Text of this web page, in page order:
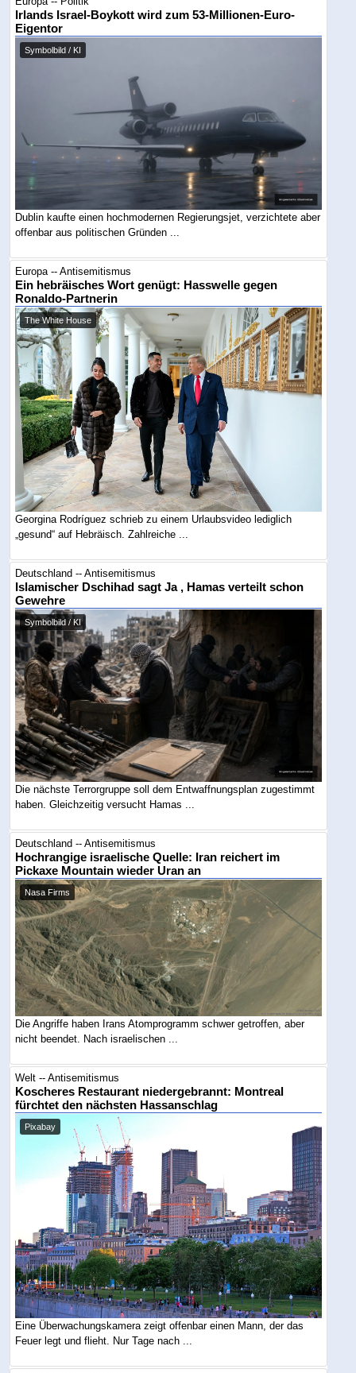
Irlands Israel-Boykott wird zum 53-Millionen-Euro-
Eigentor
Symbolbild / KI
Dublin kaufte einen hochmodernen Regierungsjet, verzichtete aber
offenbar aus politischen Gründen ...
Europa -- Antisemitismus
Ein hebräisches Wort genügt: Hasswelle gegen
Ronaldo-Partnerin
The White House
Georgina Rodríguez schrieb zu einem Urlaubsvideo lediglich
„gesund“ auf Hebräisch. Zahlreiche ...
Deutschland -- Antisemitismus
Islamischer Dschihad sagt Ja , Hamas verteilt schon
Gewehre
Symbolbild / KI
Die nächste Terrorgruppe soll dem Entwaffnungsplan zugestimmt
haben. Gleichzeitig versucht Hamas ...
Deutschland -- Antisemitismus
Hochrangige israelische Quelle: Iran reichert im
Pickaxe Mountain wieder Uran an
Nasa Firms
Die Angriffe haben Irans Atomprogramm schwer getroffen, aber
nicht beendet. Nach israelischen ...
Welt -- Antisemitismus
Koscheres Restaurant niedergebrannt: Montreal
fürchtet den nächsten Hassanschlag
Pixabay
Eine Überwachungskamera zeigt offenbar einen Mann, der das
Feuer legt und flieht. Nur Tage nach ...